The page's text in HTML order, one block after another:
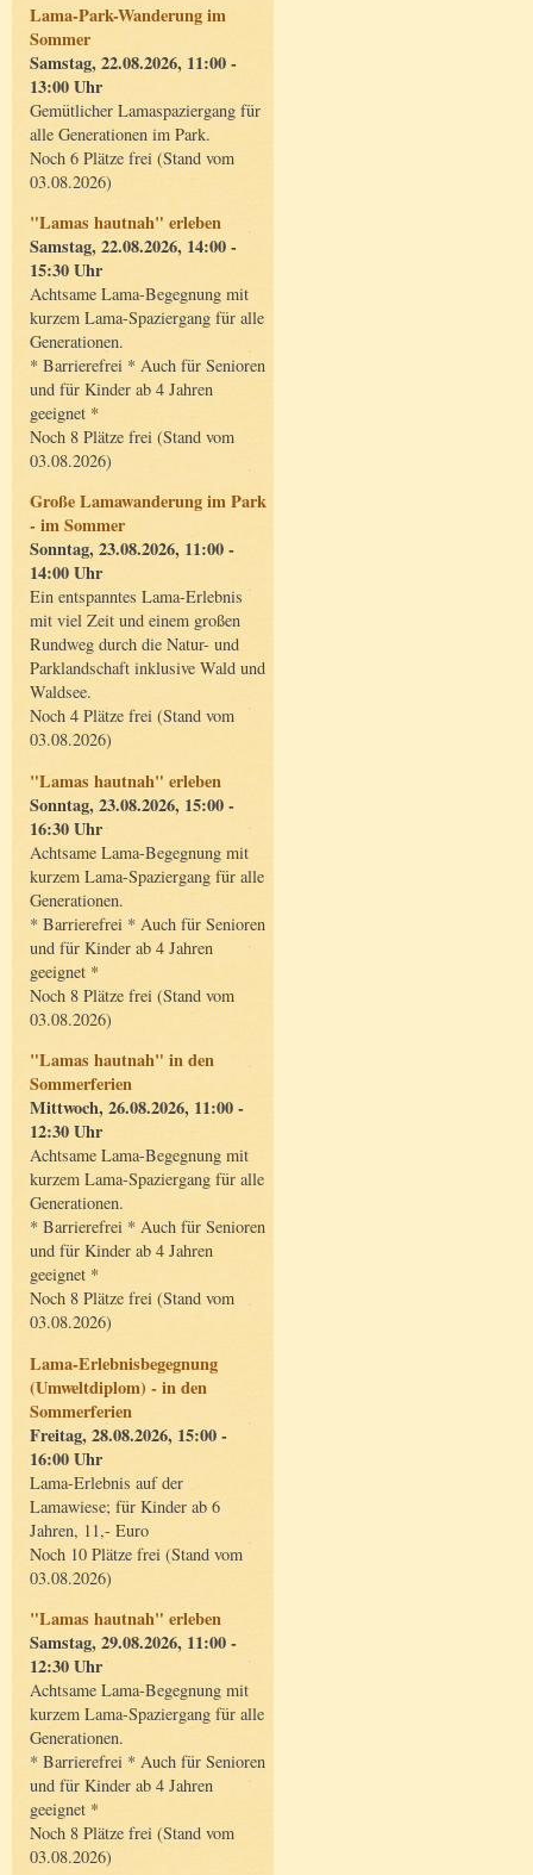
Lama-Park-Wanderung im
Sommer
Samstag, 22.08.2026, 11:00 -
13:00 Uhr
Gemütlicher Lamaspaziergang für
alle Generationen im Park.
Noch 6 Plätze frei (Stand vom
03.08.2026)
"Lamas hautnah" erleben
Samstag, 22.08.2026, 14:00 -
15:30 Uhr
Achtsame Lama-Begegnung mit
kurzem Lama-Spaziergang für alle
Generationen.
* Barrierefrei * Auch für Senioren
und für Kinder ab 4 Jahren
geeignet *
Noch 8 Plätze frei (Stand vom
03.08.2026)
Große Lamawanderung im Park
- im Sommer
Sonntag, 23.08.2026, 11:00 -
14:00 Uhr
Ein entspanntes Lama-Erlebnis
mit viel Zeit und einem großen
Rundweg durch die Natur- und
Parklandschaft inklusive Wald und
Waldsee.
Noch 4 Plätze frei (Stand vom
03.08.2026)
"Lamas hautnah" erleben
Sonntag, 23.08.2026, 15:00 -
16:30 Uhr
Achtsame Lama-Begegnung mit
kurzem Lama-Spaziergang für alle
Generationen.
* Barrierefrei * Auch für Senioren
und für Kinder ab 4 Jahren
geeignet *
Noch 8 Plätze frei (Stand vom
03.08.2026)
"Lamas hautnah" in den
Sommerferien
Mittwoch, 26.08.2026, 11:00 -
12:30 Uhr
Achtsame Lama-Begegnung mit
kurzem Lama-Spaziergang für alle
Generationen.
* Barrierefrei * Auch für Senioren
und für Kinder ab 4 Jahren
geeignet *
Noch 8 Plätze frei (Stand vom
03.08.2026)
Lama-Erlebnisbegegnung
(Umweltdiplom) - in den
Sommerferien
Freitag, 28.08.2026, 15:00 -
16:00 Uhr
Lama-Erlebnis auf der
Lamawiese; für Kinder ab 6
Jahren, 11,- Euro
Noch 10 Plätze frei (Stand vom
03.08.2026)
"Lamas hautnah" erleben
Samstag, 29.08.2026, 11:00 -
12:30 Uhr
Achtsame Lama-Begegnung mit
kurzem Lama-Spaziergang für alle
Generationen.
* Barrierefrei * Auch für Senioren
und für Kinder ab 4 Jahren
geeignet *
Noch 8 Plätze frei (Stand vom
03.08.2026)